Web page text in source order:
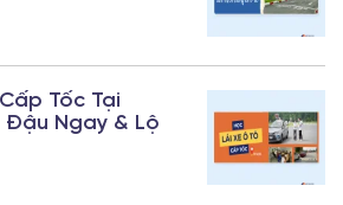
Tốc Tại
Đậu Ngay & Lộ